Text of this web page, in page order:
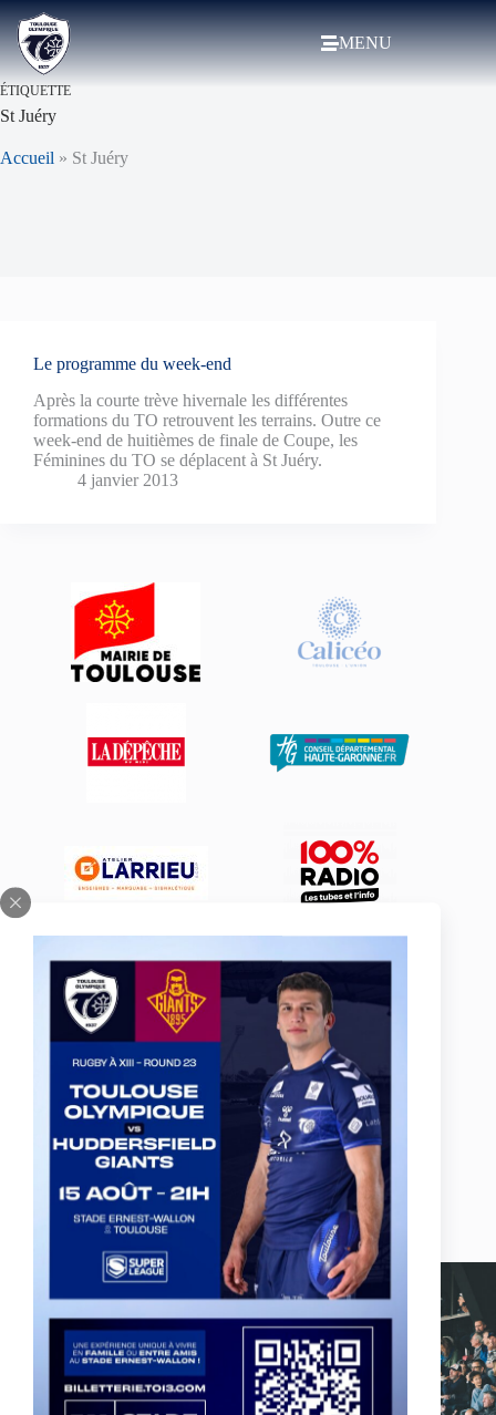
MENU
ÉTIQUETTE
St Juéry
Accueil » St Juéry
Le programme du week-end
Après la courte trève hivernale les différentes
formations du TO retrouvent les terrains. Outre ce
week-end de huitièmes de finale de Coupe, les
Féminines du TO se déplacent à St Juéry.
4 janvier 2013